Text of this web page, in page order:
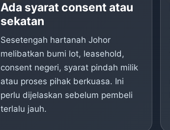
Ada syarat consent atau
sekatan
Sesetengah hartanah Johor
melibatkan bumi lot, leasehold,
consent negeri, syarat pindah milik
atau proses pihak berkuasa. Ini
perlu dijelaskan sebelum pembeli
terlalu jauh.